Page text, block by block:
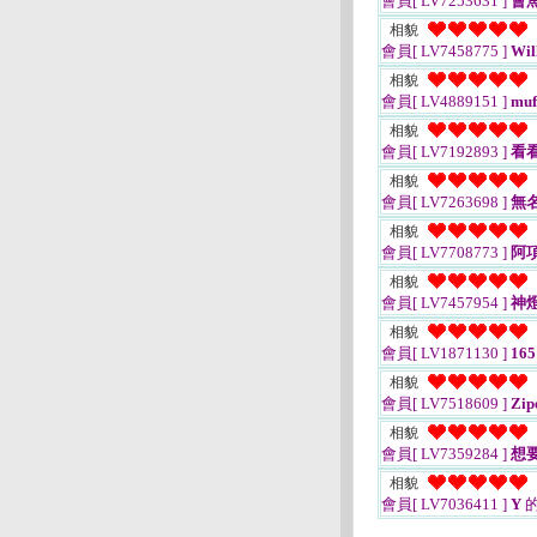
相貌
會員[ LV7458775 ]
相貌
會員[ LV4889151 ]
相貌
會員[ LV7192893 ] 看
相貌
會員[ LV7263698 ] 無
相貌
會員[ LV7708773 ] 阿
相貌
會員[ LV7457954 ] 神
相貌
會員[ LV1871130 ] 165
相貌
會員[ LV7518609 ]
相貌
會員[ LV7359284 ] 想
相貌
會員[ LV7036411 ] Y